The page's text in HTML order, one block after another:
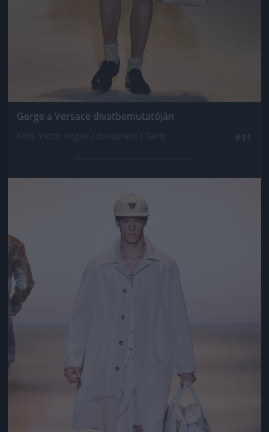
Gerge a Versace divatbemutatóján
Jön még kép!